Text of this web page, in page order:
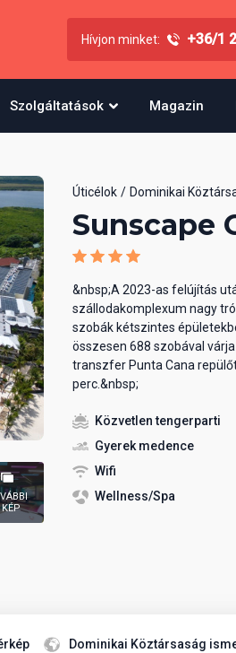
Hívjon minket: +36/1
Szolgáltatások Magazin
KÉP
Úticélok Dominikai
Sunscape
&nbsp;A 2023-as felújítás
szállodakomplexum nagy
szobák kétszintes
összesen 688 szobával
transzfer Punta Cana
perc.&nbsp;
Közvetlen tengerparti
Gyerek medence
Wifi
Wellness/Spa
Dominikai Köztársaság